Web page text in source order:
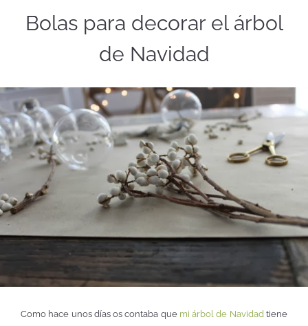
Bolas para decorar el árbol
de Navidad
Como hace unos días os contaba que mi árbol de Navidad tiene